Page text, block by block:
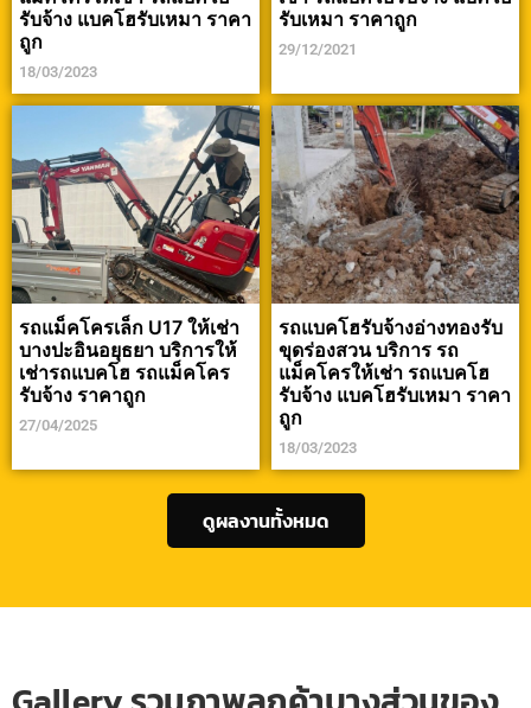
รับจ้าง แบคโฮรับเหมา ราคา
ถูก
18/03/2023
รับเหมา ราคาถูก
29/12/2021
รถแม็คโครเล็ก U17 ให้เช่า
บางปะอินอยุธยา บริการให้
เช่ารถแบคโฮ รถแม็คโคร
รับจ้าง ราคาถูก
27/04/2025
รถแบคโฮรับจ้างอ่างทองรับ
ขุดร่องสวน บริการ รถ
แม็คโครให้เช่า รถแบคโฮ
รับจ้าง แบคโฮรับเหมา ราคา
ถูก
18/03/2023
ดูผลงานทั้งหมด